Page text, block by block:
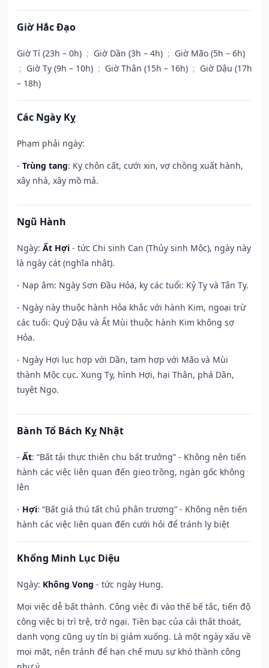
Giờ Hắc Đạo
Giờ Tí (23h – 0h) ; Giờ Dần (3h – 4h) ; Giờ Mão (5h – 6h)
; Giờ Tỵ (9h – 10h) ; Giờ Thân (15h – 16h) ; Giờ Dậu (17h
– 18h)
Các Ngày Kỵ
Phạm phải ngày:
- Trùng tang: Kỵ chôn cất, cưới xin, vợ chồng xuất hành,
xây nhà, xây mồ mả.
Ngũ Hành
Ngày: Ất Hợi - tức Chi sinh Can (Thủy sinh Mộc), ngày này
là ngày cát (nghĩa nhật).
- Nạp âm: Ngày Sơn Đầu Hỏa, kỵ các tuổi: Kỷ Tỵ và Tân Tỵ.
- Ngày này thuộc hành Hỏa khắc với hành Kim, ngoại trừ
các tuổi: Quý Dậu và Ất Mùi thuộc hành Kim không sợ
Hỏa.
- Ngày Hợi lục hợp với Dần, tam hợp với Mão và Mùi
thành Mộc cục. Xung Tỵ, hình Hợi, hại Thân, phá Dần,
tuyệt Ngọ.
Bành Tổ Bách Kỵ Nhật
- Ất: “Bất tải thực thiên chu bất trưởng” - Không nên tiến
hành các việc liên quan đến gieo trồng, ngàn gốc không
lên
- Hợi: “Bất giá thú tất chủ phân trương” - Không nên tiến
hành các việc liên quan đến cưới hỏi để tránh ly biệt
Khổng Minh Lục Diệu
Ngày: Không Vong - tức ngày Hung.
Mọi việc dễ bất thành. Công việc đi vào thế bế tắc, tiến độ
công việc bị trì trệ, trở ngại. Tiền bạc của cải thất thoát,
danh vọng cũng uy tín bị giảm xuống. Là một ngày xấu về
mọi mặt, nên tránh để hạn chế mưu sự khó thành công